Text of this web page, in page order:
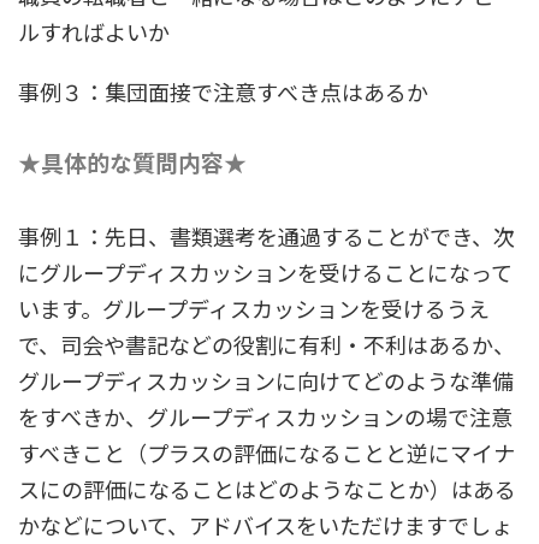
ルすればよいか
事例３：集団面接で注意すべき点はあるか
★具体的な質問内容★
事例１：先日、書類選考を通過することができ、次
にグループディスカッションを受けることになって
います。グループディスカッションを受けるうえ
で、司会や書記などの役割に有利・不利はあるか、
グループディスカッションに向けてどのような準備
をすべきか、グループディスカッションの場で注意
すべきこと（プラスの評価になることと逆にマイナ
スにの評価になることはどのようなことか）はある
かなどについて、アドバイスをいただけますでしょ